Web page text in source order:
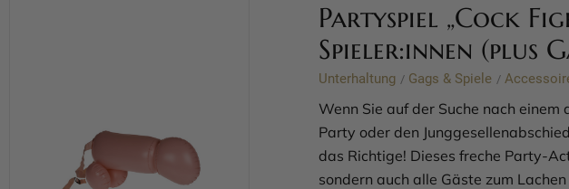
Partyspiel „Cock
Spieler:innen (plus
Unterhaltung / Gags & Spiele /
Wenn Sie auf der Suche nach
Party oder den
das Richtige! Dieses freche Party-
sondern auch alle Gäste zum